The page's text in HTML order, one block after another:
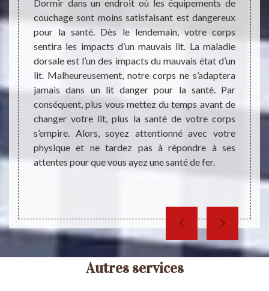
en
cible
La
le
de
et le
un lit
pas
le lit
le lit
Dormir dans un endroit où les équipements de
couchage sont moins satisfaisant est dangereux
pour la santé. Dès le lendemain, votre corps
sentira les impacts d’un mauvais lit. La maladie
dorsale est l’un des impacts du mauvais état d’un
lit. Malheureusement, notre corps ne s’adaptera
jamais dans un lit danger pour la santé. Par
conséquent, plus vous mettez du temps avant de
changer votre lit, plus la santé de votre corps
s’empire. Alors, soyez attentionné avec votre
physique et ne tardez pas à répondre à ses
attentes pour que vous ayez une santé de fer.
Les
est
ces
coup
Autres services